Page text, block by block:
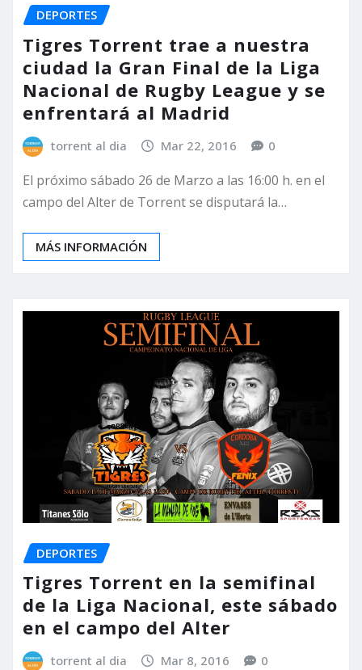
DEPORTES
Tigres Torrent trae a nuestra
ciudad la Gran Final de la Liga
Nacional de Rugby League y se
enfrentará al Madrid
torrent al dia Mar 22, 2016 0
El próximo sábado 26 de Marzo a las 16:00 h. en el
campo del Alter de Torrent se disputará la…
MÁS INFORMACIÓN
DEPORTES
Tigres Torrent en la semifinal
de la Liga Nacional, este sábado
en el campo del Alter
torrent al dia Mar 8, 2016 0